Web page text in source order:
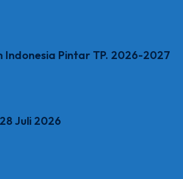
Indonesia Pintar TP. 2026-2027
Juli 2026